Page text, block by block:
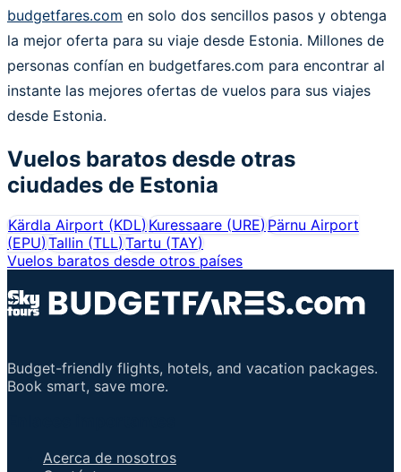
budgetfares.com en solo dos sencillos pasos y obtenga
la mejor oferta para su viaje desde Estonia. Millones de
personas confían en budgetfares.com para encontrar al
instante las mejores ofertas de vuelos para sus viajes
desde Estonia.
Vuelos baratos desde otras
ciudades de Estonia
Kärdla Airport (KDL)Kuressaare (URE)Pärnu Airport
(EPU)Tallin (TLL) Tartu (TAY)
Vuelos baratos desde otros países
Budget-friendly flights, hotels, and vacation packages.
Book smart, save more.
Acerca de nosotros